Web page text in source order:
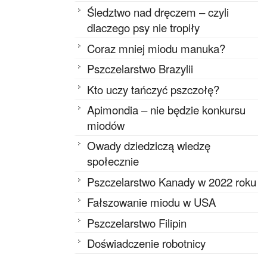
Śledztwo nad dręczem – czyli
dlaczego psy nie tropiły
Coraz mniej miodu manuka?
Pszczelarstwo Brazylii
Kto uczy tańczyć pszczołę?
Apimondia – nie będzie konkursu
miodów
Owady dziedziczą wiedzę
społecznie
Pszczelarstwo Kanady w 2022 roku
Fałszowanie miodu w USA
Pszczelarstwo Filipin
Doświadczenie robotnicy